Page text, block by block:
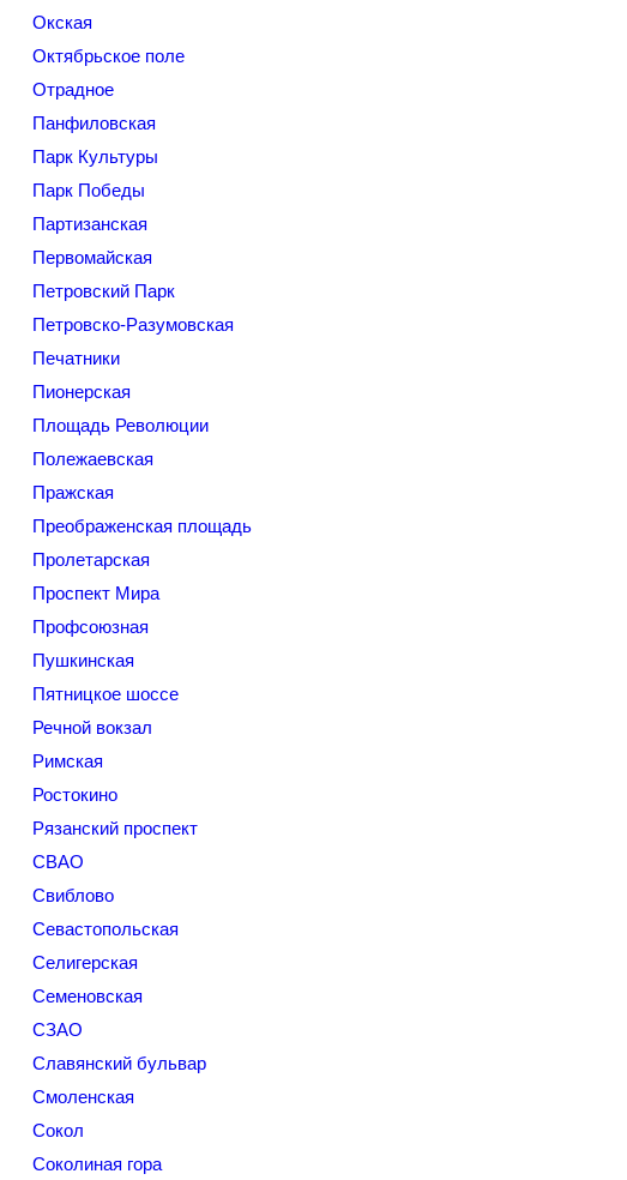
Окская
Октябрьское поле
Отрадное
Панфиловская
Парк Культуры
Парк Победы
Партизанская
Первомайская
Петровский Парк
Петровско-Разумовская
Печатники
Пионерская
Площадь Революции
Полежаевская
Пражская
Преображенская площадь
Пролетарская
Проспект Мира
Профсоюзная
Пушкинская
Пятницкое шоссе
Речной вокзал
Римская
Ростокино
Рязанский проспект
СВАО
Свиблово
Севастопольская
Селигерская
Семеновская
СЗАО
Славянский бульвар
Смоленская
Сокол
Соколиная гора